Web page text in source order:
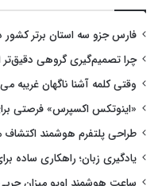
فارس جزو سه استان برتر کشور
چرا تصمیم‌گیری گروهی
وقتی کلمه آشنا ناگهان غریبه
«اینوتکس اکسپرس» فرصتی
طراحی پلتفرم هوشمند
یادگیری زبان؛ راهکاری ساده